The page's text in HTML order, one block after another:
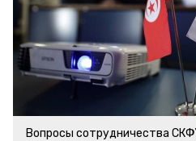
Вопросы сотрудничества